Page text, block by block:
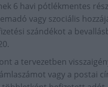
6 havi pótlékmentes
vagy szociális
szándékot a
a tervezetben
vagy a postai